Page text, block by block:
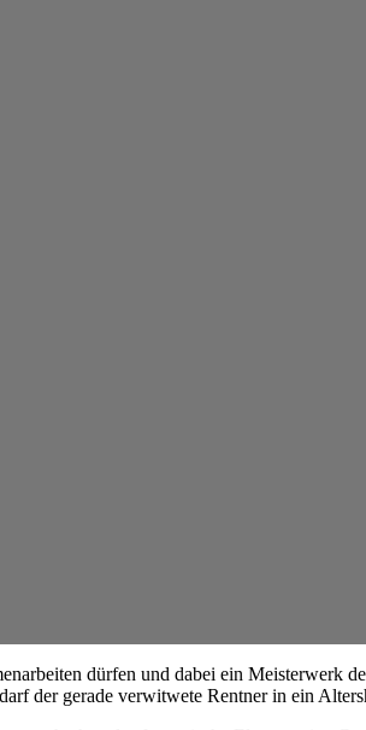
dürfen und dabei ein Meisterwerk
der gerade verwitwete Rentner in ein